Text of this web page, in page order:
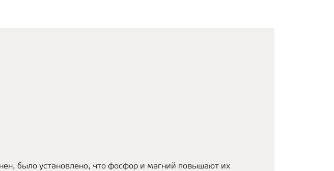
было установлено, что фосфор и магний повышают их